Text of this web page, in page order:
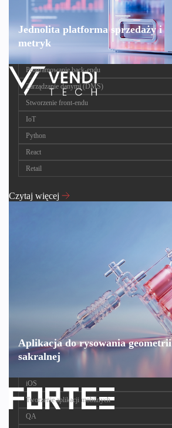
Jednolita platforma sprzedaży i
metryk
Programowanie back-endu
Zarządzanie danymi (DMS)
Stworzenie front-endu
IoT
Python
React
Retail
Czytaj więcej
Aplikacja do rysowania geometrii
sakralnej
iOS
Tworzenie aplikacji mobilnych
QA